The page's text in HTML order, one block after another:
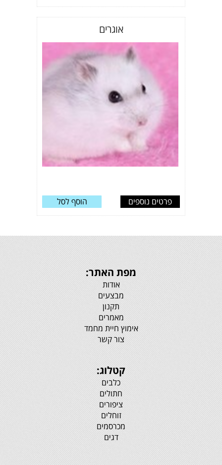
אוגרים
פרטים נוספים הוסף לסל
מפת האתר:
אודות
מבצעים
תקנון
מאמרים
אימוץ חיית מחמד
צור קשר
קטלוג:
כלבים
חתולים
ציפורים
זוחלים
מכרסמים
דגים